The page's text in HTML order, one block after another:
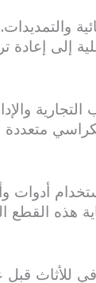
إلى إعادة
هذه القطع
للأثاث